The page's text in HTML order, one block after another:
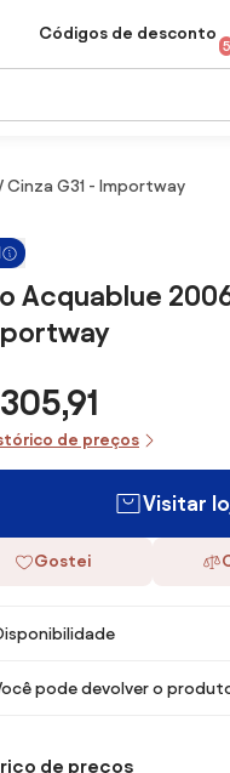
Códigos de desconto
5
Cinza G31 - Importway
Acquablue
de preços
Visitar
Gostei
pode devolver o
de preços